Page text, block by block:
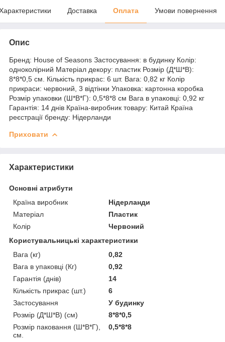
Доставка Оплата Умови повернення
Опис
Бренд: House of Seasons Застосування: в будинку Колір:
одноколірний Матеріал декору: пластик Розмір (Д*Ш*В):
8*8*0,5 см. Кількість прикрас: 6 шт. Вага: 0,82 кг Колір
прикраси: червоний, 3 відтінки Упаковка: картонна коробка
Розмір упаковки (Ш*В*Г): 0,5*8*8 см Вага в упаковці: 0,92 кг
Гарантія: 14 днів Країна-виробник товару: Китай Країна
реєстрації бренду: Нідерланди
Приховати
Характеристики
Основні атрибути
Країна виробник
Нідерланди
Матеріал
Пластик
Колір
Червоний
Користувальницькі характеристики
Вага (кг)
0,82
Вага в упаковці (Кг)
0,92
Гарантія (днів)
14
Кількість прикрас (шт.)
6
Застосування
У будинку
Розмір (Д*Ш*В) (см)
8*8*0,5
Розмір паковання (Ш*В*Г),
см.
0,5*8*8